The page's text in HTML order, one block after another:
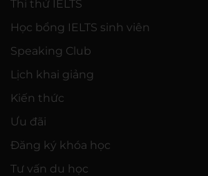
Thi thử IELTS
Học bổng IELTS sinh viên
Speaking Club
Lịch khai giảng
Kiến thức
Ưu đãi
Đăng ký khóa học
Tư vấn du học